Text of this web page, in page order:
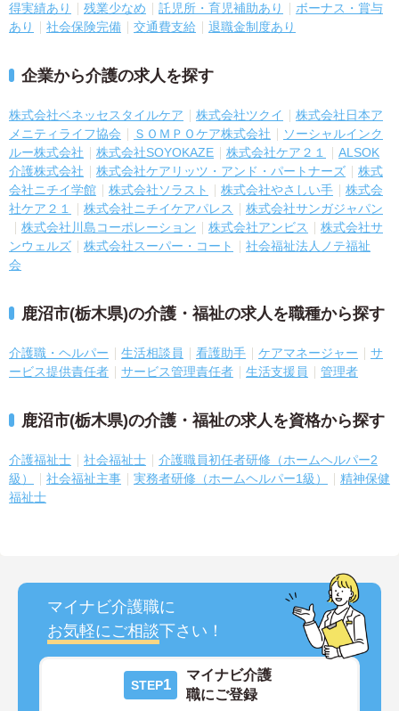
得実績あり
残業少なめ 託児所・育児補助あり
ボーナス・賞与
あり
社会保険完備 交通費支給 退職金制度あり
企業から介護の求人を探す
株式会社ベネッセスタイルケア 株式会社ツクイ
株式会社日本ア
メニティライフ協会
ＳＯＭＰＯケア株式会社
ソーシャルインク
ルー株式会社
株式会社SOYOKAZE 株式会社ケア２１
ALSOK
介護株式会社
株式会社ケアリッツ・アンド・パートナーズ
株式
会社ニチイ学館
株式会社ソラスト 株式会社やさしい手
株式会
社ケア２１
株式会社ニチイケアパレス
株式会社サンガジャパン
株式会社川島コーポレーション
株式会社アンビス
株式会社サ
ンウェルズ
株式会社スーパー・コート
社会福祉法人ノテ福祉
会
鹿沼市(栃木県)の介護・福祉の求人を職種から探す
介護職・ヘルパー 生活相談員 看護助手 ケアマネージャー
サ
ービス提供責任者
サービス管理責任者 生活支援員 管理者
鹿沼市(栃木県)の介護・福祉の求人を資格から探す
介護福祉士 社会福祉士
介護職員初任者研修（ホームヘルパー2
級）
社会福祉主事 実務者研修（ホームヘルパー1級）
精神保健
福祉士
マイナビ介護職に
お気軽にご相談下さい！
STEP1
マイナビ介護
職にご登録